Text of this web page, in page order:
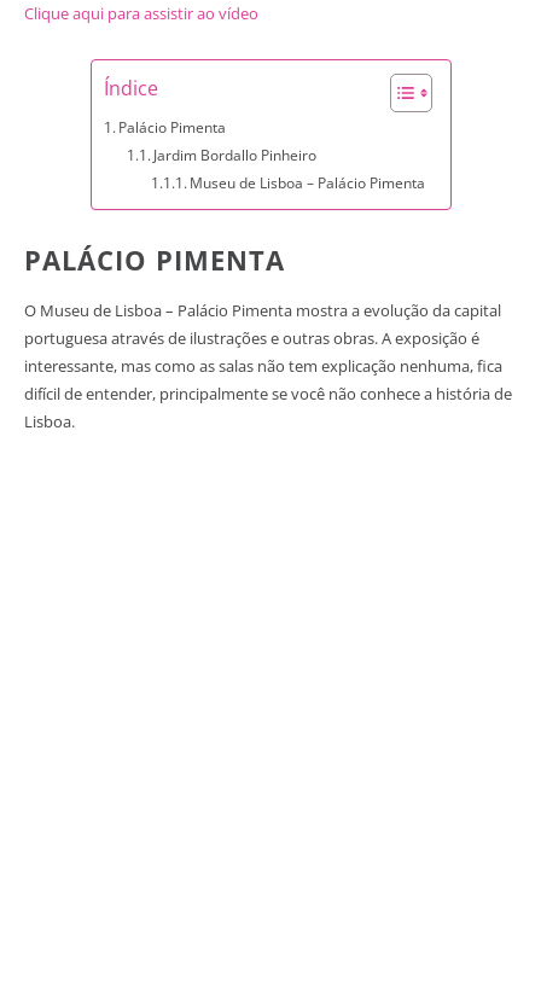
Clique aqui para assistir ao vídeo
Índice
Palácio Pimenta
Jardim Bordallo Pinheiro
Museu de Lisboa – Palácio Pimenta
PALÁCIO PIMENTA
O Museu de Lisboa – Palácio Pimenta mostra a evolução da capital
portuguesa através de ilustrações e outras obras. A exposição é
interessante, mas como as salas não tem explicação nenhuma, fica
difícil de entender, principalmente se você não conhece a história de
Lisboa.